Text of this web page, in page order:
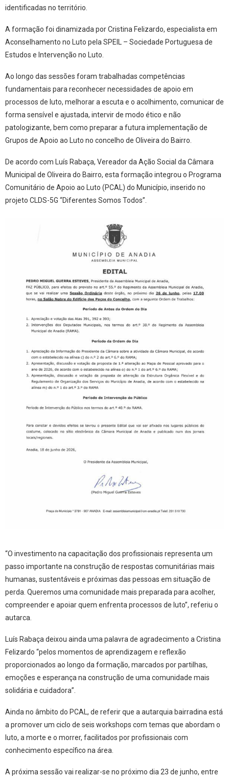
identificadas no território.
A formação foi dinamizada por Cristina Felizardo, especialista em
Aconselhamento no Luto pela SPEIL – Sociedade Portuguesa de
Estudos e Intervenção no Luto.
Ao longo das sessões foram trabalhadas competências
fundamentais para reconhecer necessidades de apoio em
processos de luto, melhorar a escuta e o acolhimento, comunicar de
forma sensível e ajustada, intervir de modo ético e não
patologizante, bem como preparar a futura implementação de
Grupos de Apoio ao Luto no concelho de Oliveira do Bairro.
De acordo com Luís Rabaça, Vereador da Ação Social da Câmara
Municipal de Oliveira do Bairro, esta formação integrou o Programa
Comunitário de Apoio ao Luto (PCAL) do Município, inserido no
projeto CLDS-5G “Diferentes Somos Todos”.
“O investimento na capacitação dos profissionais representa um
passo importante na construção de respostas comunitárias mais
humanas, sustentáveis e próximas das pessoas em situação de
perda. Queremos uma comunidade mais preparada para acolher,
compreender e apoiar quem enfrenta processos de luto”, referiu o
autarca.
Luís Rabaça deixou ainda uma palavra de agradecimento a Cristina
Felizardo “pelos momentos de aprendizagem e reflexão
proporcionados ao longo da formação, marcados por partilhas,
emoções e esperança na construção de uma comunidade mais
solidária e cuidadora”.
Ainda no âmbito do PCAL, de referir que a autarquia bairradina está
a promover um ciclo de seis workshops com temas que abordam o
luto, a morte e o morrer, facilitados por profissionais com
conhecimento específico na área.
A próxima sessão vai realizar-se no próximo dia 23 de junho, entre